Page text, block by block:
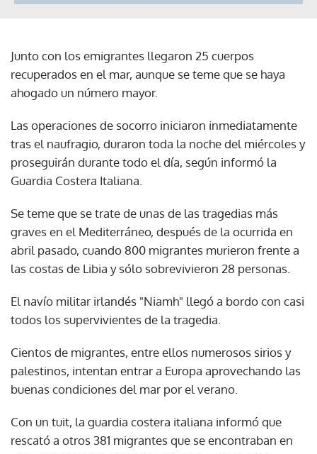
Junto con los emigrantes llegaron 25 cuerpos
recuperados en el mar, aunque se teme que se haya
ahogado un número mayor.
Las operaciones de socorro iniciaron inmediatamente
tras el naufragio, duraron toda la noche del miércoles y
proseguirán durante todo el día, según informó la
Guardia Costera Italiana.
Se teme que se trate de unas de las tragedias más
graves en el Mediterráneo, después de la ocurrida en
abril pasado, cuando 800 migrantes murieron frente a
las costas de Libia y sólo sobrevivieron 28 personas.
El navío militar irlandés "Niamh" llegó a bordo con casi
todos los supervivientes de la tragedia.
Cientos de migrantes, entre ellos numerosos sirios y
palestinos, intentan entrar a Europa aprovechando las
buenas condiciones del mar por el verano.
Con un tuit, la guardia costera italiana informó que
rescató a otros 381 migrantes que se encontraban en